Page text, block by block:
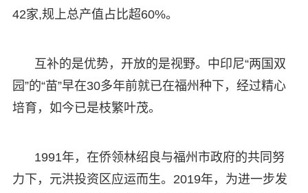
42家,规上总产值占比超60%。
互补的是优势，开放的是视野。中印尼“两国双
园”的“苗”早在30多年前就已在福州种下，经过精心
培育，如今已是枝繁叶茂。
1991年，在侨领林绍良与福州市政府的共同努
力下，元洪投资区应运而生。2019年，为进一步发